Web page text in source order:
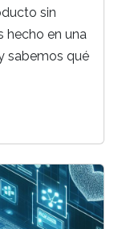
sin
hecho en una
sabemos qué